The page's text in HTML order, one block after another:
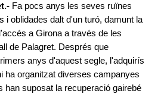
Fa pocs anys les seves ruïnes
i oblidades dalt d'un turó, damunt la
a Girona a través de les
de Palagret. Després que
anys d'aquest segle, l'adquirís
ha organitzat diverses campanyes
han suposat la recuperació gairebé